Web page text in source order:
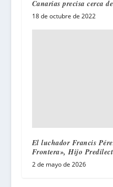
Canarias precisa cerca
18 de octubre de 2022
El luchador Francis
Frontera», Hijo
2 de mayo de 2026